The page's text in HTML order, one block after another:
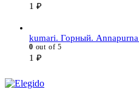
1 ₽
kumari. Горный. Annapurna
0 out of 5
1 ₽